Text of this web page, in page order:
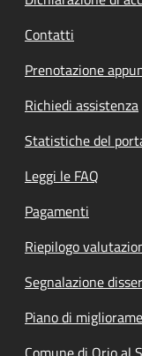
Contatti
Prenotazione
Richiedi assistenza
Statistiche del
Leggi le FAQ
Pagamenti
Riepilogo
Segnalazione
Piano di